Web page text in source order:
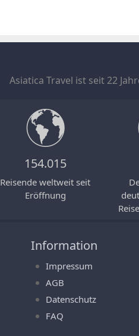
Asiatica Travel ist seit 22
154.015
Reisende weltweit seit
Eröffnung
Information
Impressum
AGB
Datenschutz
FAQ